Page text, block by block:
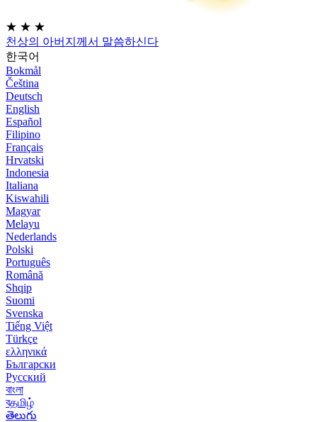
★ ★ ★
천상의 아버지께서 말씀하신다
한국어
Bokmål
Čeština
Deutsch
English
Español
Filipino
Français
Hrvatski
Indonesia
Italiana
Kiswahili
Magyar
Melayu
Nederlands
Polski
Português
Română
Shqip
Suomi
Svenska
Tiếng Việt
Türkçe
ελληνικά
Български
Русский
বাংলা
বதமிழ்
తెలుగు